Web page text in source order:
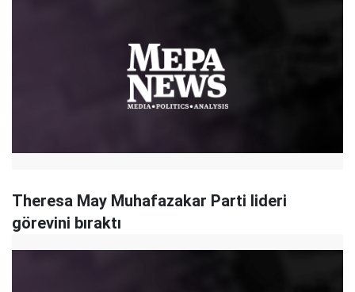
Theresa May Muhafazakar Parti lideri
görevini bıraktı